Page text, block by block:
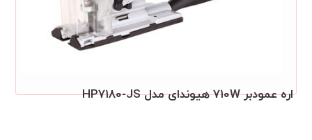
اره عمودبر ۷۱۰W هیوندای مدل HP۷۱۸۰-JS